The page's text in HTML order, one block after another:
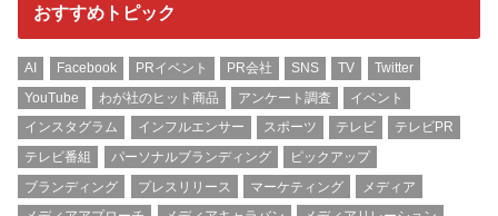
おすすめトピック
AI Facebook PRイベント PR会社 SNS TV
Twitter
YouTube
わが社のヒット商品 アンケート調査
イベント
インスタグラム
インフルエンサー スポーツ テレビ
テレビPR
テレビ番組
パーソナルブランディング
ピックアップ
ブランディング
プレスリリース マーケティング
メディア